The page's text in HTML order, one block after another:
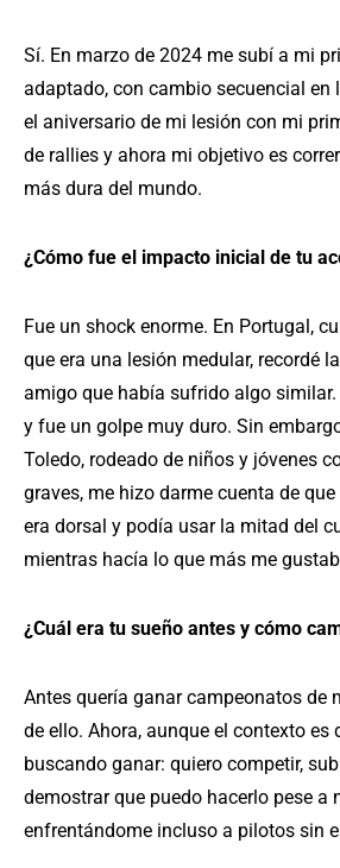
Sí. En marzo de 2024 me subí a mi
adaptado, con cambio secuencial en
el aniversario de mi lesión con mi
de rallies y ahora mi objetivo es
más dura del mundo.
¿Cómo fue el impacto inicial de tu
Fue un shock enorme. En Portugal,
que era una lesión medular, recordé
amigo que había sufrido algo
y fue un golpe muy duro. Sin
Toledo, rodeado de niños y jóvenes
graves, me hizo darme cuenta de
era dorsal y podía usar la mitad del
mientras hacía lo que más me
¿Cuál era tu sueño antes y cómo
Antes quería ganar campeonatos de
de ello. Ahora, aunque el contexto es
buscando ganar: quiero competir,
demostrar que puedo hacerlo pese a
enfrentándome incluso a pilotos sin